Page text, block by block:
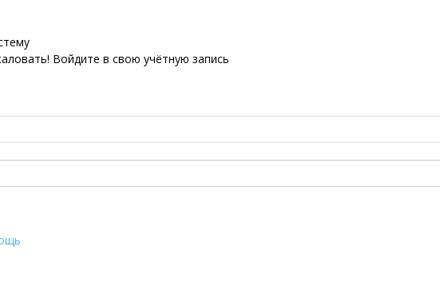
Войдите в свою учётную запись